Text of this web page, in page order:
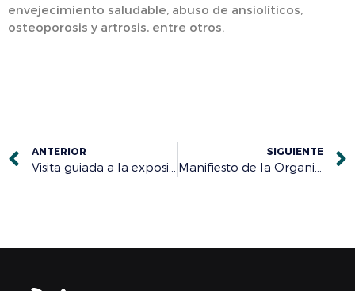
envejecimiento saludable, abuso de ansiolíticos,
osteoporosis y artrosis, entre otros.
ANTERIOR SIGUIENTE